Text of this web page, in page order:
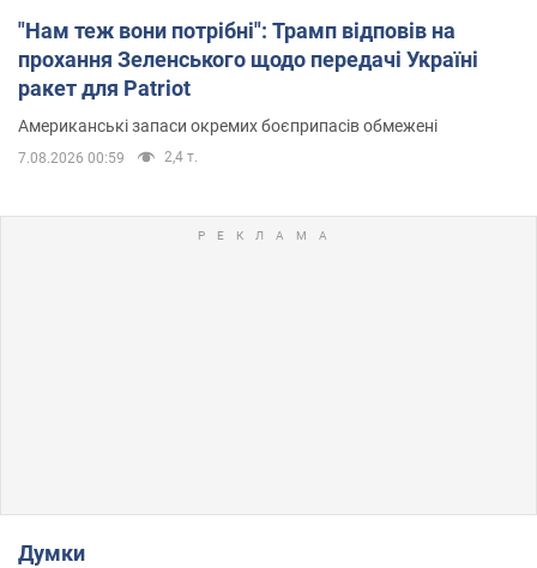
"Нам теж вони потрібні": Трамп відповів на
прохання Зеленського щодо передачі Україні
ракет для Patriot
Американські запаси окремих боєприпасів обмежені
7.08.2026 00:59 2,4 т.
Думки